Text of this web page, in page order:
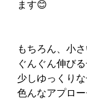
ます😊
もちろん、小
ぐんぐん伸び
少しゆっくり
色んなアプロー